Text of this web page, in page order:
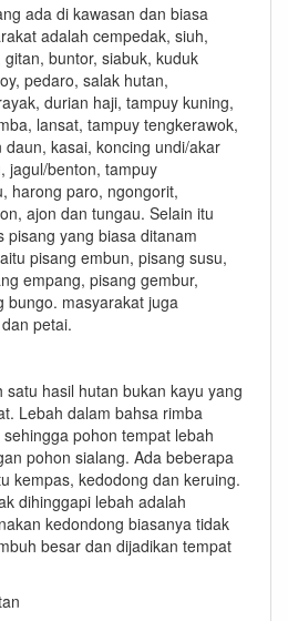
ada di kawasan dan biasa
adalah cempedak, siuh,
buntor, siabuk, kuduk
pedaro, salak hutan,
durian haji, tampuy kuning,
lansat, tampuy tengkerawok,
kasai, koncing undi/akar
jagul/benton, tampuy
harong paro, ngongorit,
ajon dan tungau. Selain itu
pisang yang biasa ditanam
pisang embun, pisang susu,
empang, pisang gembur,
bungo. masyarakat juga
petai.
hasil hutan bukan kayu yang
Lebah dalam bahsa rimba
pohon tempat lebah
pohon sialang. Ada beberapa
kempas, kedodong dan keruing.
dihinggapi lebah adalah
kedondong biasanya tidak
besar dan dijadikan tempat